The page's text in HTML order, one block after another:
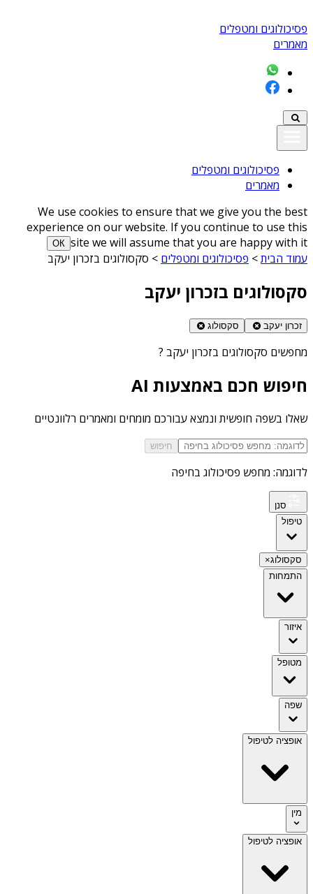
פסיכולוגים ומטפלים
מאמרים
פסיכולוגים ומטפלים
מאמרים
We use cookies to ensure that we give you the best
experience on our website. If you continue to use this
site we will assume that you are happy with it
ОК
עמוד הבית> פסיכולוגים ומטפלים > סקסולוגים בזכרון יעקב
סקסולוגים בזכרון יעקב
זכרון יעקב סקסולוג
מחפשים סקסולוגים בזכרון יעקב ?
חיפוש חכם באמצעות AI
שאלו בשפה חופשית ונמצא עבורכם מומחים ומאמרים רלוונטיים
חיפוש
לדוגמה: מחפש פסיכולוג בחיפה
סנן
טיפול
סקסולוג×
התמחות
איזור
מטופל
שפה
אופציה לטיפול
מין
אופציה לטיפול